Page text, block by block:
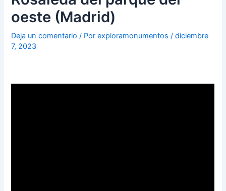
oeste (Madrid)
Deja un comentario / Porexploramonumentos/diciembre
7, 2023